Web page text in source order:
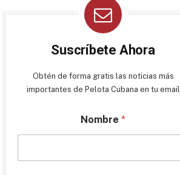
Suscríbete Ahora
Obtén de forma gratis las noticias más
importantes de Pelota Cubana en tu email
Nombre *